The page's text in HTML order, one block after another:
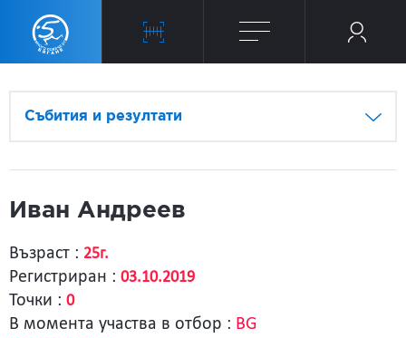
Събития и резултати
Иван Андреев
Възраст : 25г.
Регистриран : 03.10.2019
Точки : 0
В момента участва в отбор : BG